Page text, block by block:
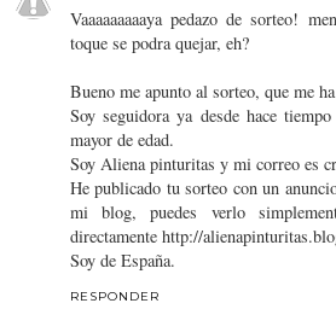
Vaaaaaaaaaya pedazo de sorteo!
toque se podra quejar, eh?
Bueno me apunto al sorteo, que me
Soy seguidora ya desde hace
mayor de edad.
Soy Aliena pinturitas y mi correo es
He publicado tu sorteo con un
mi blog, puedes verlo
directamente http://
Soy de España.
RESPONDER